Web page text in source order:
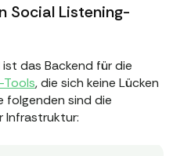
Social Listening-
das Backend für die
Tools, die sich keine Lücken
folgenden sind die
Infrastruktur: